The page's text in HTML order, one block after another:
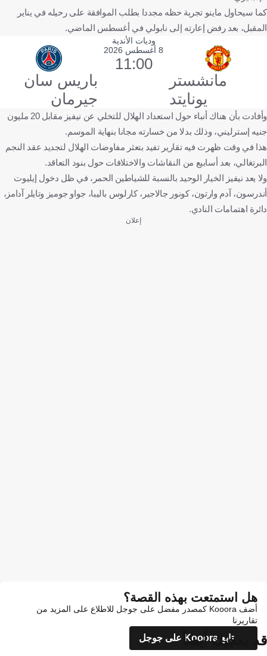
كما سيحاول ماينو تجربة حظه مجددا بطلب الموافقة على رحيله في يناير
المقبل، بعد رفض إعارته إلى نابولي في أغسطس الماضي.
وديات الأندية
مانشستر
يونايتد
8 أغسطس 2026
11:00
باريس سان
جيرمان
وأفادت بأن هناك أنباء حول استعداد الهلال للتخلي عن نيفيز مقابل 20 مليون
جنيه إسترليني، وذلك بدلا من خسارته مجانا بنهاية الموسم.
هذا في وقت ظهرت فيه تقارير تفيد بتعثر مفاوضات الهلال لتجديد عقد النجم
البرتغالي، بعد أسابيع من النقاشات والاختلافات حول بنود التعاقد.
ولا يعد نيفيز الخيار الوحيد بالنسبة للشياطين الحمر، في ظل دخول إيليوت
أندرسون، آدم وارتون، كونور جالاجير، كارلوس باليبا، جواو جوميز وتايلر آدامز،
دائرة اهتمامات النادي.
إعلان
هل استمتعت بهذه القصة؟
أضف Kooora كمصدر مفضل على جوجل للاطلاع على المزيد من
تقاريرنا
تابع Kooora على جوجل
قد يعجبك أيضاً